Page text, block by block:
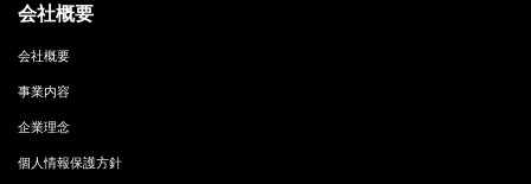
会社概要
会社概要
事業内容
企業理念
個人情報保護方針